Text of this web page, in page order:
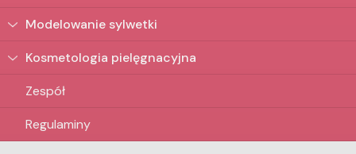
Modelowanie sylwetki
Kosmetologia pielęgnacyjna
Zespół
Regulaminy